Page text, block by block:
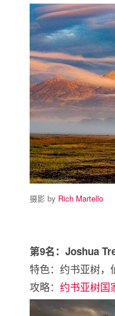
摄影 by Rich Martello
第9名：Joshua
特色：约书亚树，
攻略： 约书亚树国